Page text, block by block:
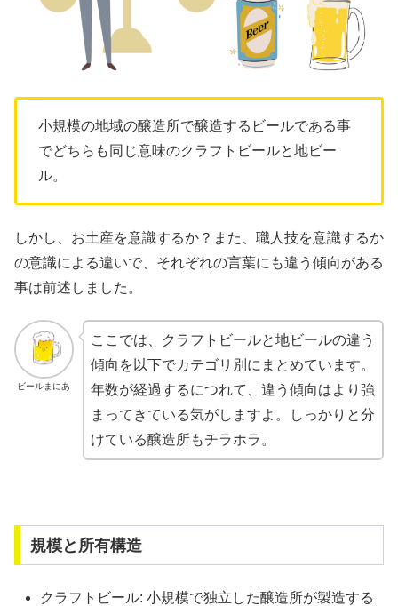
小規模の地域の醸造所で醸造するビールである事
でどちらも同じ意味のクラフトビールと地ビー
ル。
しかし、お土産を意識するか？また、職人技を意識するか
の意識による違いで、それぞれの言葉にも違う傾向がある
事は前述しました。
ビールまにあ
ここでは、クラフトビールと地ビールの違う
傾向を以下でカテゴリ別にまとめています。
年数が経過するにつれて、違う傾向はより強
まってきている気がしますよ。しっかりと分
けている醸造所もチラホラ。
規模と所有構造
クラフトビール: 小規模で独立した醸造所が製造する